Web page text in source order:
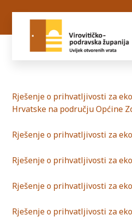
Rješenje o prihvatljivosti za
Hrvatske na području Općine
Rješenje o prihvatljivosti za
Rješenje o prihvatljivosti za
Rješenje o prihvatljivosti za
Rješenje o prihvatljivosti za